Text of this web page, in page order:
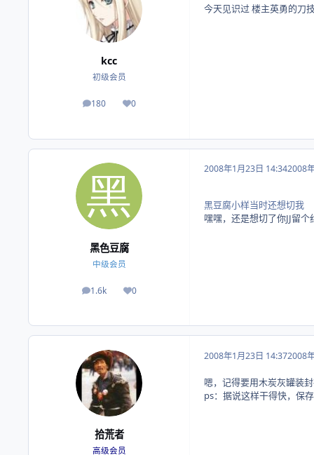
kcc
初级会员
180
帖子 0
荣誉积分
今天见识过 楼主英勇的刀
黑色豆腐
中级会员
1.6k
帖子 0
荣誉积分
2008年1月23日 14:342008
黑豆腐小样当时还想切我
嘿嘿，还是想切了你JJ留个
拾荒者
高级会员
2008年1月23日 14:372008
嗯，记得要用木炭灰罐装
ps：据说这样干得快，保